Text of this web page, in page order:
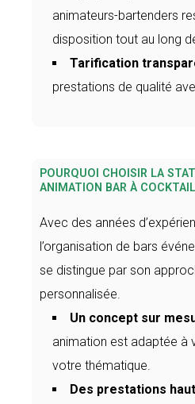
animateurs-bartenders
disposition tout au long
Tarification
prestations de qualité
POURQUOI CHOISIR LA
ANIMATION BAR À
Avec des années
l’organisation de bars
se distingue par son
personnalisée.
Un concept sur
animation est adaptée à
votre thématique.
Des prestations